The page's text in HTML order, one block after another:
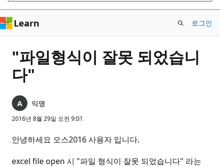
Learn 로그인
"파일형식이 잘못 되었습니
다"
익명
2016년 8월 29일 오전 9:01
안녕하세요 오스2016 사용자 입니다.
excel file open 시 "파일 형식이 잘못 되었습니다" 라는